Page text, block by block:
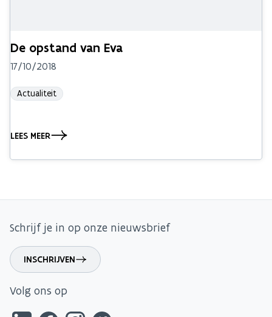
De opstand van Eva
17/10/2018
Actualiteit
LEES MEER
Schrijf je in op onze nieuwsbrief
INSCHRIJVEN
Volg ons op